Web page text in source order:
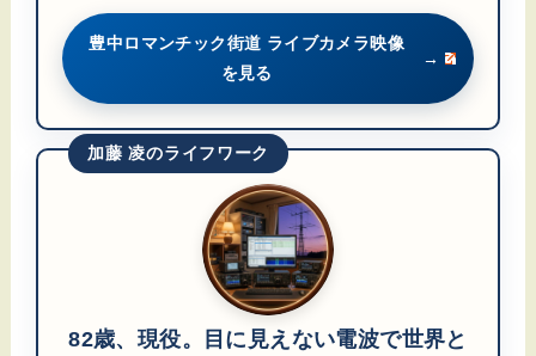
豊中ロマンチック街道 ライブカメラ映像
を見る
→
加藤 凌のライフワーク
82歳、現役。目に見えない電波で世界と